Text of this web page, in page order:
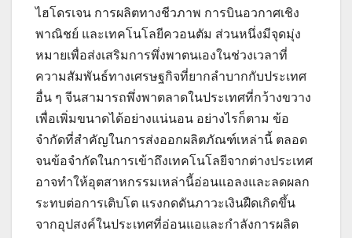
ไฮโดรเจน การผลิตทางชีวภาพ การบินอวกาศเชิง
พาณิชย์ และเทคโนโลยีควอนตัม ส่วนหนึ่งมีจุดมุ่ง
หมายเพื่อส่งเสริมการพึ่งพาตนเองในช่วงเวลาที่
ความสัมพันธ์ทางเศรษฐกิจที่ยากลำบากกับประเทศ
อื่น ๆ จีนสามารถพึ่งพาตลาดในประเทศที่กว้างขวาง
เพื่อเพิ่มขนาดได้อย่างแน่นอน อย่างไรก็ตาม ข้อ
จำกัดที่สำคัญในการส่งออกผลิตภัณฑ์เหล่านี้ ตลอด
จนข้อจำกัดในการเข้าถึงเทคโนโลยีจากต่างประเทศ
อาจทำให้อุตสาหกรรมเหล่านี้อ่อนแอลงและลดผลก
ระทบต่อการเติบโต แรงกดดันภาวะเงินฝืดเกิดขึ้น
จากอุปสงค์ในประเทศที่อ่อนแอและกำลังการผลิต